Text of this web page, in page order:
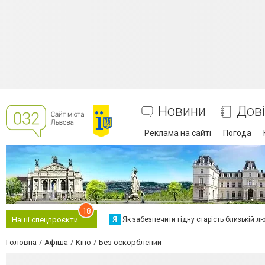
Новини
Реклама на сайті Погода
Наші спецпроєкти
18
Я Як забезпечити гідну старість близькій
Головна Афіша Кіно Без оскорблений